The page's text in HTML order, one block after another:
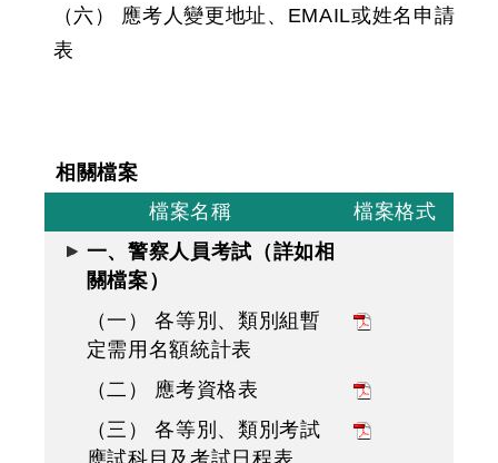
（六） 應考人變更地址、EMAIL或姓名申請
表
相關檔案
檔案名稱
檔案格式
一、警察人員考試（詳如相
關檔案）
（一） 各等別、類別組暫
定需用名額統計表
（二） 應考資格表
（三） 各等別、類別考試
應試科目及考試日程表